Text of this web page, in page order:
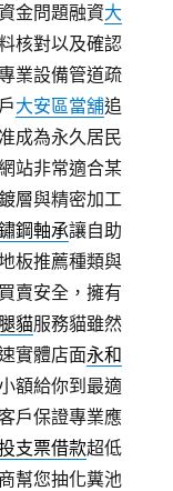
金問題融資大
核對以及確認
業設備管道疏
大安區當舖追
成為永久居民
站非常適合某
層與精密加工
鋼軸承讓自助
板推薦種類與
賣安全，擁有
貓服務貓雖然
實體店面永和
額給你到最適
戶保證專業應
支票借款超低
幫您抽化糞池